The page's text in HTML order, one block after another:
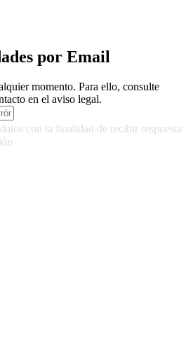
por Email
momento. Para ello, consulte
en el aviso legal.
con la finalidad de recibir respuesta